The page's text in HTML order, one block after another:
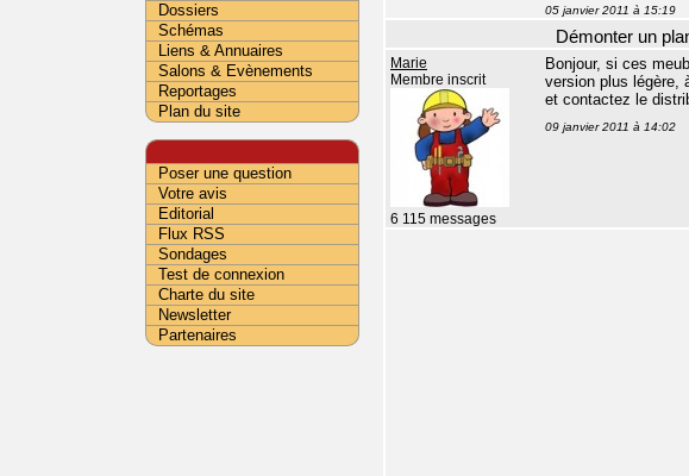
05 janvier 2011 à 15:19
Démonter un
Marie
Membre inscrit
6 115 messages
Bonjour, si ces
version plus légère,
et contactez le
09 janvier 2011 à 14:02
Dossiers
Schémas
Liens & Annuaires
Salons & Evènements
Reportages
Plan du site
Poser une question
Votre avis
Editorial
Flux RSS
Sondages
Test de connexion
Charte du site
Newsletter
Partenaires